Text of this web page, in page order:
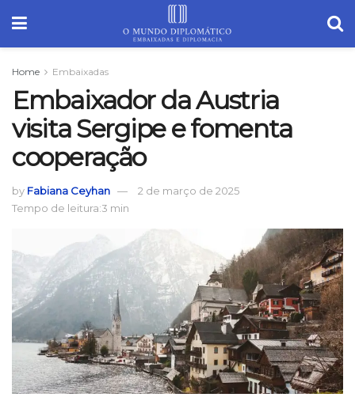
Home Embaixadas
Embaixador da Austria
visita Sergipe e fomenta
cooperação
by Fabiana Ceyhan
2 de março de 2025
Tempo de leitura:3 min